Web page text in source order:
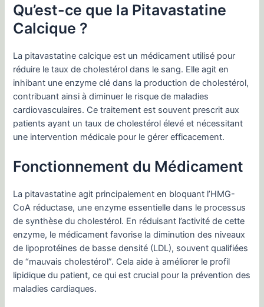
Qu’est-ce que la Pitavastatine
Calcique ?
La pitavastatine calcique est un médicament utilisé pour
réduire le taux de cholestérol dans le sang. Elle agit en
inhibant une enzyme clé dans la production de cholestérol,
contribuant ainsi à diminuer le risque de maladies
cardiovasculaires. Ce traitement est souvent prescrit aux
patients ayant un taux de cholestérol élevé et nécessitant
une intervention médicale pour le gérer efficacement.
Fonctionnement du Médicament
La pitavastatine agit principalement en bloquant l’HMG-
CoA réductase, une enzyme essentielle dans le processus
de synthèse du cholestérol. En réduisant l’activité de cette
enzyme, le médicament favorise la diminution des niveaux
de lipoprotéines de basse densité (LDL), souvent qualifiées
de “mauvais cholestérol”. Cela aide à améliorer le profil
lipidique du patient, ce qui est crucial pour la prévention des
maladies cardiaques.